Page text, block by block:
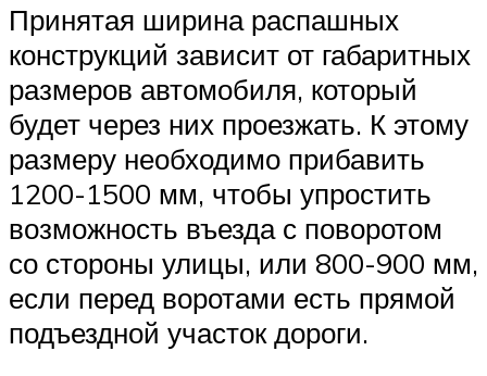
Принятая ширина распашных
конструкций зависит от габаритных
размеров автомобиля, который
будет через них проезжать. К этому
размеру необходимо прибавить
1200-1500 мм, чтобы упростить
возможность въезда с поворотом
со стороны улицы, или 800-900 мм,
если перед воротами есть прямой
подъездной участок дороги.